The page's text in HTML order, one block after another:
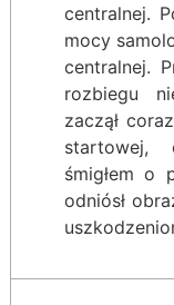
centralnej.
mocy
centralnej.
rozbiegu
zaczął
startowej,
śmigłem o
odniósł